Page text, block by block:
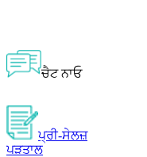
ਚੈਟ ਨਾਓ
ਪ੍ਰੀ-ਸੇਲਜ਼
ਪੜਤਾਲ